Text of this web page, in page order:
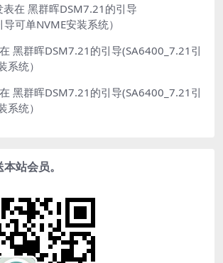
表在 黑群晖DSM7.21的引导
可单NVME安装系统）
黑群晖DSM7.21的引导(SA6400_7.21引
系统）
黑群晖DSM7.21的引导(SA6400_7.21引
系统）
站会员。